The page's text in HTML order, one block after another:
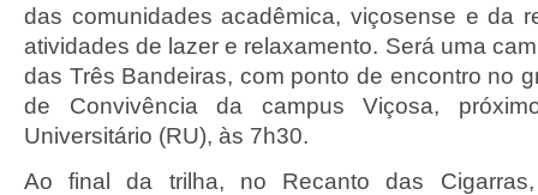
das comunidades acadêmica, viçosense e da
atividades de lazer e relaxamento. Será uma
das Três Bandeiras, com ponto de encontro no
de Convivência da campus Viçosa,
Universitário (RU), às 7h30.
Ao final da trilha, no Recanto das